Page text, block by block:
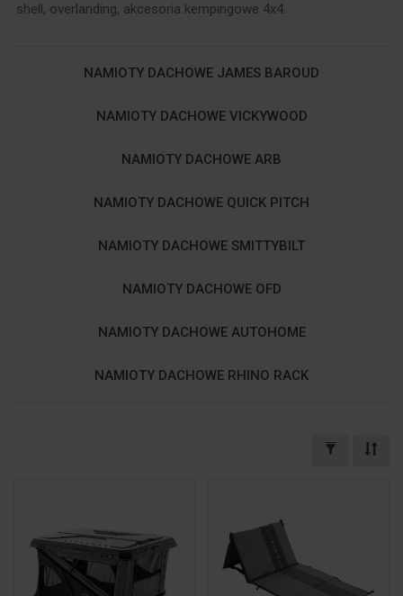
shell, overlanding, akcesoria kempingowe 4x4.
NAMIOTY DACHOWE JAMES BAROUD
NAMIOTY DACHOWE VICKYWOOD
NAMIOTY DACHOWE ARB
NAMIOTY DACHOWE QUICK PITCH
NAMIOTY DACHOWE SMITTYBILT
NAMIOTY DACHOWE OFD
NAMIOTY DACHOWE AUTOHOME
NAMIOTY DACHOWE RHINO RACK